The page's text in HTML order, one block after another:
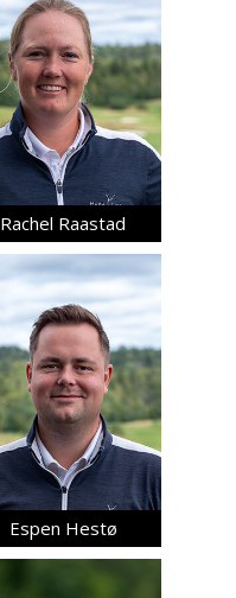
Rachel Raastad
Espen Hestø